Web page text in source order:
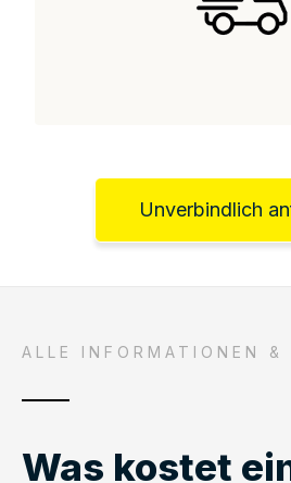
Unverbindlich
ALLE INFORMATIONEN &
Was kostet